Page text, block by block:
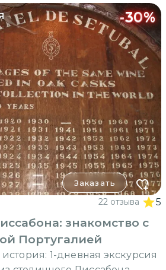
-30%
Заказать
22 отзыва 5
знакомство с
Португалией
1-дневная экскурсия